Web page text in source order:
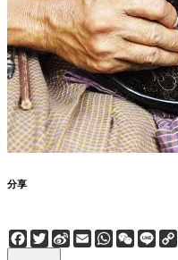
分享
Facebook
Twitter
Sina
Weibo
EmailWhatsApp
WeChat
Line